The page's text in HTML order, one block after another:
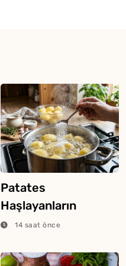
Patates
Haşlayanların
Bilmesi Gereken
14 saat önce